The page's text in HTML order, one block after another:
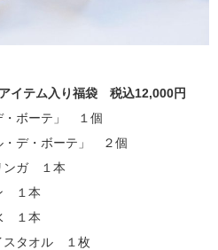
イテム入り福袋 税込12,000円
・ボーテ」 １個
・デ・ボーテ」 ２個
ンガ １本
１本
１本
スタオル １枚